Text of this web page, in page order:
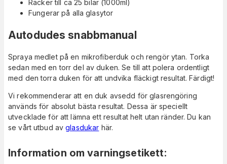
Räcker till ca 25 bilar (1000ml)
Fungerar på alla glasytor
Autodudes snabbmanual
Spraya medlet på en mikrofiberduk och rengör ytan. Torka
sedan med en torr del av duken. Se till att polera ordentligt
med den torra duken för att undvika fläckigt resultat. Färdigt!
Vi rekommenderar att en duk avsedd för glasrengöring
används för absolut bästa resultat. Dessa är speciellt
utvecklade för att lämna ett resultat helt utan ränder. Du kan
se vårt utbud avglasdukar här.
Information om varningsetikett: